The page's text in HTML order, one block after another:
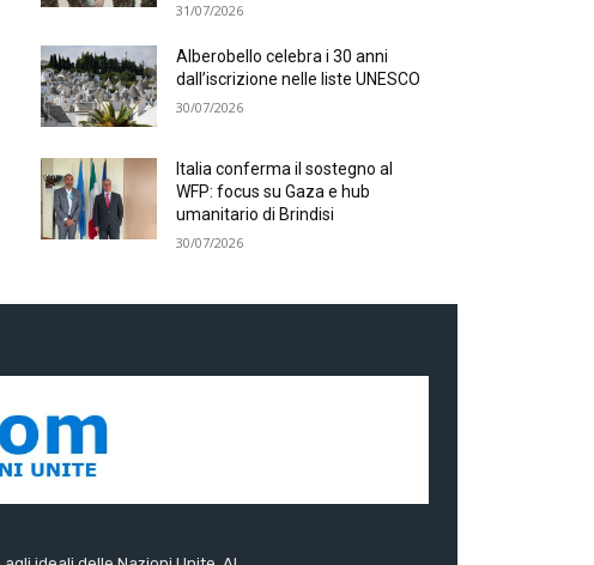
31/07/2026
Alberobello celebra i 30 anni
dall’iscrizione nelle liste UNESCO
30/07/2026
Italia conferma il sostegno al
WFP: focus su Gaza e hub
umanitario di Brindisi
30/07/2026